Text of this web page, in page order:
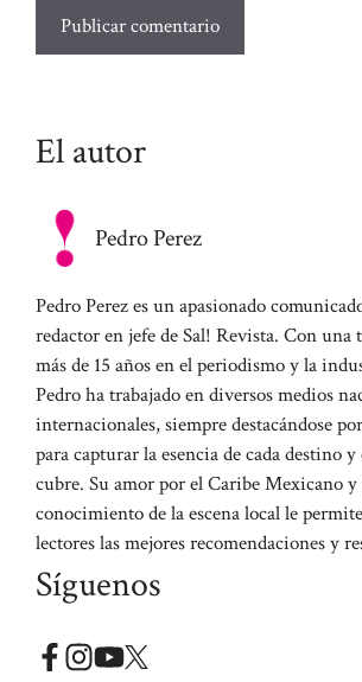
El autor
Pedro Perez
Pedro Perez es un apasionado
redactor en jefe de Sal! Revista. Con una
más de 15 años en el periodismo y la
Pedro ha trabajado en diversos medios
internacionales, siempre destacándose
para capturar la esencia de cada destino
cubre. Su amor por el Caribe Mexicano
conocimiento de la escena local le
lectores las mejores recomendaciones y
Síguenos